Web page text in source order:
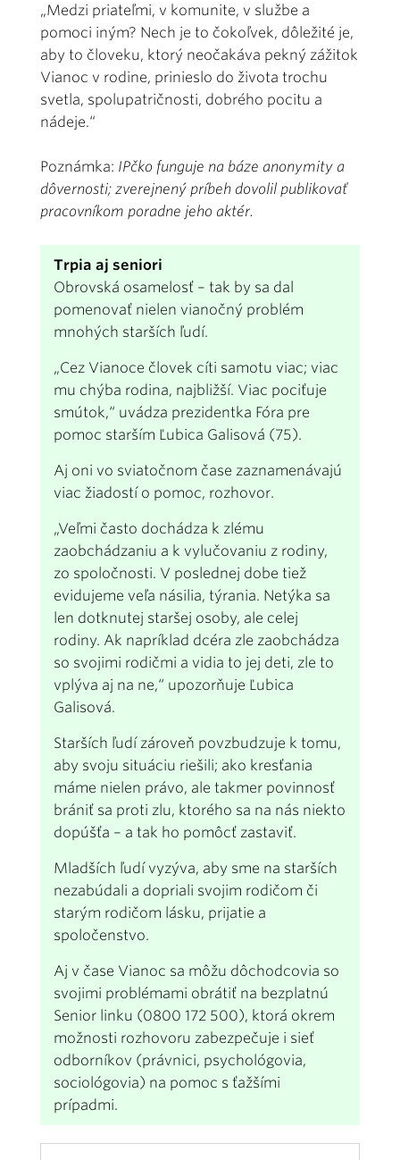
„Medzi priateľmi, v komunite, v službe a
pomoci iným? Nech je to čokoľvek, dôležité je,
aby to človeku, ktorý neočakáva pekný zážitok
Vianoc v rodine, prinieslo do života trochu
svetla, spolupatričnosti, dobrého pocitu a
nádeje.“
Poznámka: IPčko funguje na báze anonymity a
dôvernosti; zverejnený príbeh dovolil publikovať
pracovníkom poradne jeho aktér.
Trpia aj seniori
Obrovská osamelosť – tak by sa dal
pomenovať nielen vianočný problém
mnohých starších ľudí.
„Cez Vianoce človek cíti samotu viac; viac
mu chýba rodina, najbližší. Viac pociťuje
smútok,“ uvádza prezidentka Fóra pre
pomoc starším Ľubica Galisová (75).
Aj oni vo sviatočnom čase zaznamenávajú
viac žiadostí o pomoc, rozhovor.
„Veľmi často dochádza k zlému
zaobchádzaniu a k vylučovaniu z rodiny,
zo spoločnosti. V poslednej dobe tiež
evidujeme veľa násilia, týrania. Netýka sa
len dotknutej staršej osoby, ale celej
rodiny. Ak napríklad dcéra zle zaobchádza
so svojimi rodičmi a vidia to jej deti, zle to
vplýva aj na ne,“ upozorňuje Ľubica
Galisová.
Starších ľudí zároveň povzbudzuje k tomu,
aby svoju situáciu riešili; ako kresťania
máme nielen právo, ale takmer povinnosť
brániť sa proti zlu, ktorého sa na nás niekto
dopúšťa – a tak ho pomôcť zastaviť.
Mladších ľudí vyzýva, aby sme na starších
nezabúdali a dopriali svojim rodičom či
starým rodičom lásku, prijatie a
spoločenstvo.
Aj v čase Vianoc sa môžu dôchodcovia so
svojimi problémami obrátiť na bezplatnú
Senior linku (0800 172 500), ktorá okrem
možnosti rozhovoru zabezpečuje i sieť
odborníkov (právnici, psychológovia,
sociológovia) na pomoc s ťažšími
prípadmi.